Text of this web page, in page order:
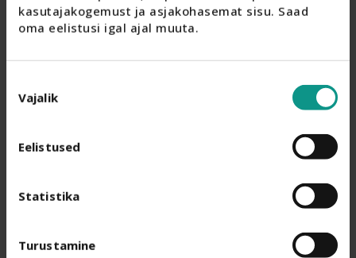
kasutajakogemust ja asjakohasemat sisu. Saad
oma eelistusi igal ajal muuta.
valik
Vajalik
Eelistused
Statistika
Turustamine